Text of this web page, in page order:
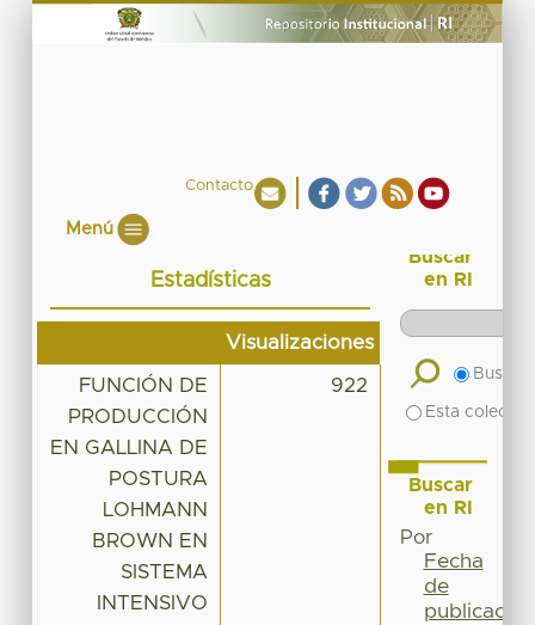
Contacto
Menú
Estadísticas
Visualizaciones
FUNCIÓN DE
PRODUCCIÓN
EN GALLINA DE
POSTURA
LOHMANN
BROWN EN
SISTEMA
INTENSIVO
922
Buscar
en RI
Buscar
Esta
Buscar
en RI
Por
Fecha
de
publicación